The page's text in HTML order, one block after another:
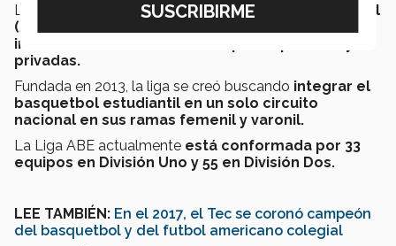
La
Liga de la Asociación de Básquetbol Estudiantil
(ABE)
instituciones de educación superior públicas y
privadas.
​Fundada en 2013, la liga se creó buscando integrar el
basquetbol estudiantil en un solo circuito
nacional en sus ramas femenil y varonil.
​La Liga ABE actualmente está conformada por 33
equipos en División Uno y 55 en División Dos.
LEE TAMBIÉN: En el 2017, el Tec se coronó campeón
del basquetbol y del futbol americano colegial